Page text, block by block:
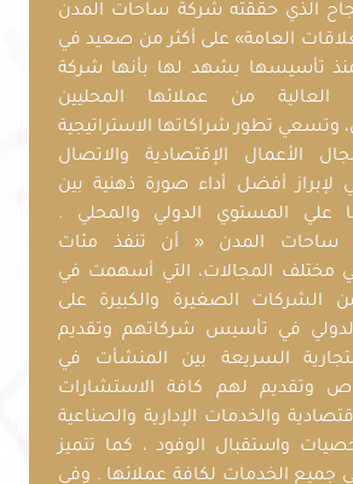
الذي حققته شركة ساحات المدن
العامة» على أكثر من صعيد في
تأسيسها يشهد لها بأنها شركة
من عملائها المحليين
وتسعي تطور شراكاتها الاستراتيجية
الأعمال الإقتصادية والاتصال
أفضل أداء صورة ذهنية بين
علي المستوي الدولي والمحلي .
ساحات المدن « أن تنفذ مئات
مختلف المجالات، التي أسهمت في
الشركات الصغيرة والكبيرة على
في تأسيس شركاتهم وتقديم
السريعة بين المنشأت في
وتقديم لهم كافة الاستشارات
والخدمات الإدارية والصناعية
واستقبال الوفود ، كما تتميز
جميع الخدمات لكافة عملائها . وفي